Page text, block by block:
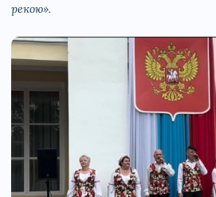
рекою».